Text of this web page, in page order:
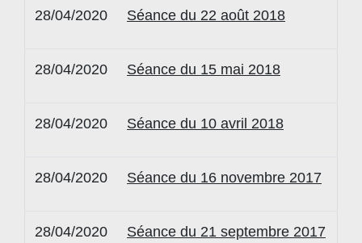
28/04/2020 Séance du 22 août 2018
28/04/2020 Séance du 15 mai 2018
28/04/2020 Séance du 10 avril 2018
28/04/2020 Séance du 16 novembre 2017
28/04/2020 Séance du 21 septembre 2017